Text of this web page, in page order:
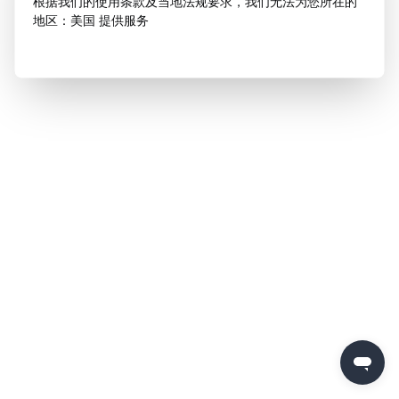
地区：美国 提供服务